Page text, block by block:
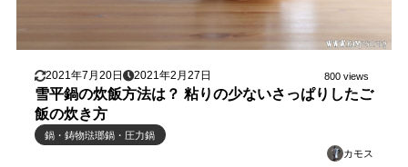
2021年7月20日 2021年2月27日 800 views
雪平鍋の炊飯方法は？ 粘りの少ないさっぱりしたご
飯の炊き方
鍋・鋳物琺瑯鍋・圧力鍋
カモス